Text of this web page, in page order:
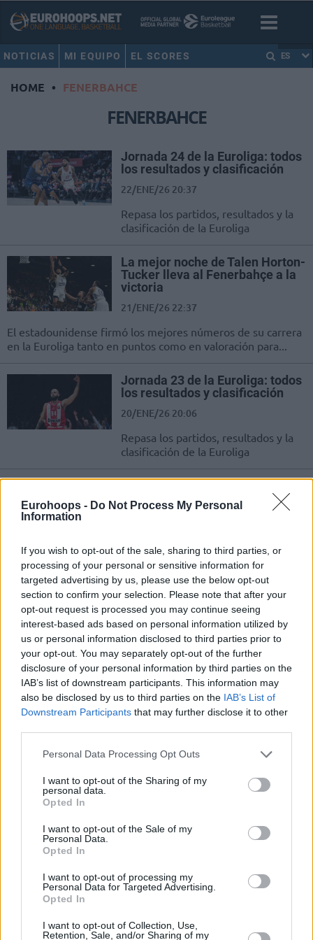
Eurohoops - Do Not Process My Personal
Information
If you wish to opt-out of the sale, sharing to third parties, or
processing of your personal or sensitive information for
targeted advertising by us, please use the below opt-out
section to confirm your selection. Please note that after your
opt-out request is processed you may continue seeing
interest-based ads based on personal information utilized by
us or personal information disclosed to third parties prior to
your opt-out. You may separately opt-out of the further
disclosure of your personal information by third parties on the
IAB’s list of downstream participants. This information may
also be disclosed by us to third parties on the IAB’s List of
Downstream Participants that may further disclose it to other
Please note that this website/app uses one or more Google
not limited to your visit or usage behaviour. You may click to
grant or deny consent to Google and its third-party tags to
use your data for below specified purposes in below Google
consent section.
Personal Data Processing Opt Outs
I want to opt-out of the Sharing of my
personal data.
Opted In
I want to opt-out of the Sale of my
Personal Data.
Opted In
I want to opt-out of processing my
Personal Data for Targeted Advertising.
Opted In
I want to opt-out of Collection, Use,
Retention, Sale, and/or Sharing of my
NOTICIAS MI EQUIPO EL SCORES ES
HOME • FENERBAHCE
FENERBAHCE
Jornada 24 de la Euroliga: todos
los resultados y clasificación
22/ENE/26 20:37
Repasa los partidos, resultados y la
clasificación de la Euroliga
La mejor noche de Talen Horton-
Tucker lleva al Fenerbahçe a la
victoria
21/ENE/26 22:37
El estadounidense firmó los mejores números de su carrera
en la Euroliga tanto en puntos como en valoración para...
Jornada 23 de la Euroliga: todos
los resultados y clasificación
20/ENE/26 20:06
Repasa los partidos, resultados y la
clasificación de la Euroliga
los resultados y clasificación
clasificación de la Euroliga
El Fenerbahce resiste el arreón
final del Valencia Basket
16/ENE/26 20:57
Los vigentes campeones derrotaron
a los taronja tras un gran partido de
de Colo
Barcelona y Fenerbahce se
Madrid y ASVEL apuntan a la
NBA
La fecha límite establecida por la Junta de la Euroliga para
que los cuatro clubes se comprometan con la...
Jornada 22 de la Euroliga:
15/ENE/26 19:13